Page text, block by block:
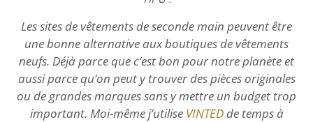
Les sites de vêtements de seconde main peuvent être
une bonne alternative aux boutiques de vêtements
neufs. Déjà parce que c’est bon pour notre planète et
aussi parce qu’on peut y trouver des pièces originales
ou de grandes marques sans y mettre un budget trop
important. Moi-même j’utilise VINTEDde temps à